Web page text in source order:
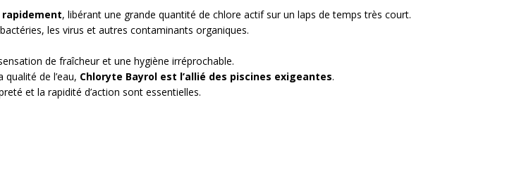
, libérant une grande quantité de chlore actif sur un laps de temps très court.
les virus et autres contaminants organiques.
de fraîcheur et une hygiène irréprochable.
de l’eau, Chloryte Bayrol est l’allié des piscines exigeantes.
et la rapidité d’action sont essentielles.